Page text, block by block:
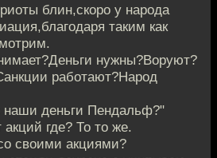
блин,скоро у народа
таким как
нужны?Воруют?
работают?Народ
наши деньги Пендальф?"
где? То то же.
своими акциями?